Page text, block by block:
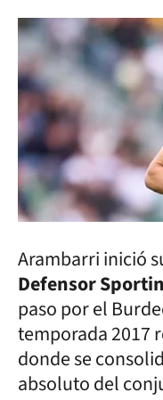
Arambarri inició
Defensor
paso por el
temporada 2017
donde se
absoluto del